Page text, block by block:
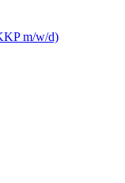
m/w/d)